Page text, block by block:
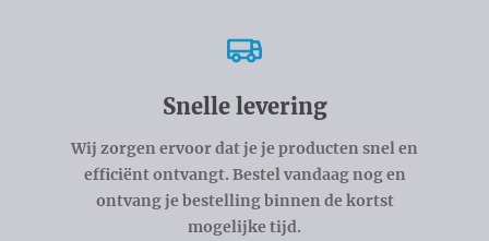
Snelle levering
Wij zorgen ervoor dat je je producten snel en
efficiënt ontvangt. Bestel vandaag nog en
ontvang je bestelling binnen de kortst
mogelijke tijd.